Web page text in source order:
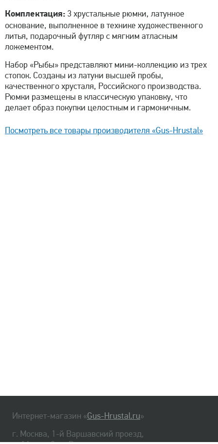
Комплектация: 3 хрустальные рюмки, латунное
основание, выполненное в технике художественного
литья, подарочный футляр с мягким атласным
ложементом.
Набор «Рыбы» представляют мини-коллекцию из трех
стопок. Созданы из латуни высшей пробы,
качественного хрусталя, Российского производства.
Рюмки размещены в классическую упаковку, что
делает образ покупки целостным и гармоничным.
Посмотреть все товары производителя «Gus-Hrustal»
Интернет-магазин «Gus-Hrustal.ru»
г. Москва, 1-й Варшавский проезд,